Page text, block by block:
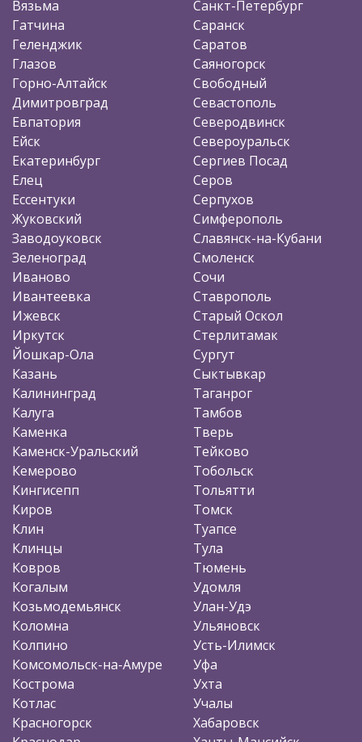
Вязьма
Гатчина
Геленджик
Глазов
Горно-Алтайск
Димитровград
Евпатория
Ейск
Екатеринбург
Елец
Ессентуки
Жуковский
Заводоуковск
Зеленоград
Иваново
Ивантеевка
Ижевск
Иркутск
Йошкар-Ола
Казань
Калининград
Калуга
Каменка
Каменск-Уральский
Кемерово
Кингисепп
Киров
Клин
Клинцы
Ковров
Когалым
Козьмодемьянск
Коломна
Колпино
Комсомольск-на-Амуре
Кострома
Котлас
Красногорск
Санкт-Петербург
Саранск
Саратов
Саяногорск
Свободный
Севастополь
Северодвинск
Североуральск
Сергиев Посад
Серов
Серпухов
Симферополь
Славянск-на-Кубани
Смоленск
Сочи
Ставрополь
Старый Оскол
Стерлитамак
Сургут
Сыктывкар
Таганрог
Тамбов
Тверь
Тейково
Тобольск
Тольятти
Томск
Туапсе
Тула
Тюмень
Удомля
Улан-Удэ
Ульяновск
Усть-Илимск
Уфа
Ухта
Учалы
Хабаровск